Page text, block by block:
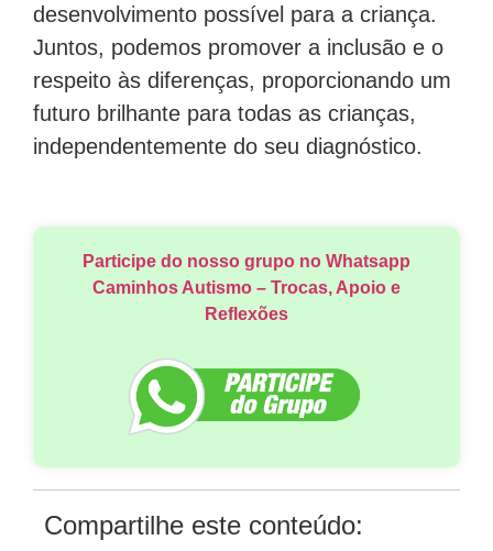
desenvolvimento possível para a criança.
Juntos, podemos promover a inclusão e o
respeito às diferenças, proporcionando um
futuro brilhante para todas as crianças,
independentemente do seu diagnóstico.
Participe do nosso grupo no Whatsapp
Caminhos Autismo – Trocas, Apoio e
Reflexões
Compartilhe este conteúdo: